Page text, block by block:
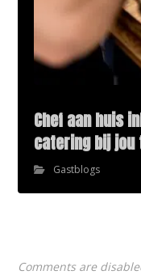
Chef aan huis
catering bij jou
Gastblogs
Comments are